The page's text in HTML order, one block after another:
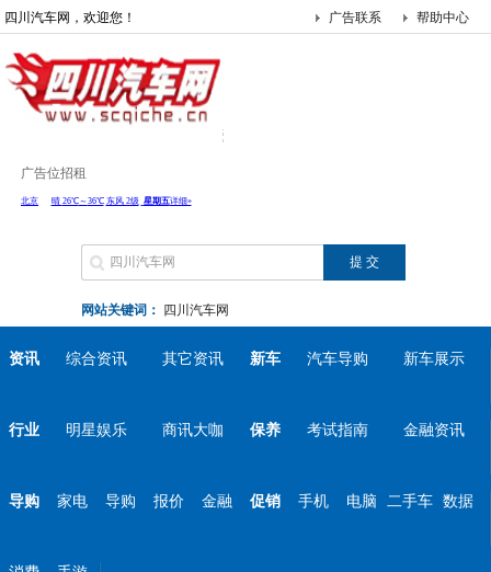
四川汽车网，欢迎您！ 帮助中心
广告联系
广告位招租
网站关键词： 四川汽车网
资讯 综合资讯 其它资讯 新车 汽车导购 新车展示
行业 明星娱乐 商讯大咖 保养 考试指南 金融资讯
导购 家电 导购 报价 金融 促销 手机 电脑 二手车 数据